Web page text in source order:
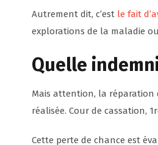
Autrement dit, c’est le fait
explorations de la maladie
Quelle
Mais attention, la réparation
réalisée. Cour de cassation,
Cette perte de chance est